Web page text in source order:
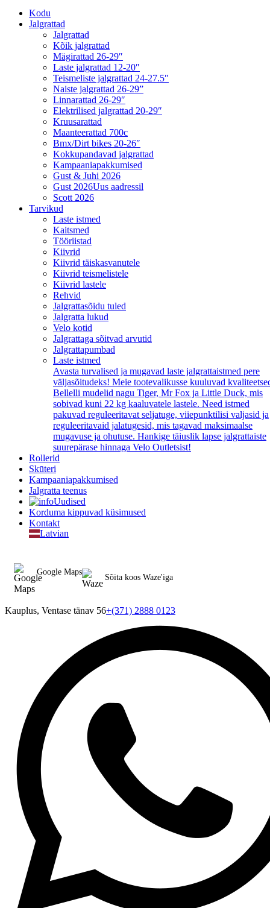
Kodu
Jalgrattad
Jalgrattad
Kõik jalgrattad
Mägirattad 26-29″
Laste jalgrattad 12-20″
Teismeliste jalgrattad 24-27.5″
Naiste jalgrattad 26-29”
Linnarattad 26-29″
Elektrilised jalgrattad 20-29″
Kruusarattad
Maanteerattad 700c
Bmx/Dirt bikes 20-26″
Kokkupandavad jalgrattad
Kampaaniapakkumised
Gust & Juhi 2026
Gust 2026Uus aadressil
Scott 2026
Tarvikud
Laste istmed
Kaitsmed
Tööriistad
Kiivrid
Kiivrid täiskasvanutele
Kiivrid teismelistele
Kiivrid lastele
Rehvid
Jalgrattasõidu tuled
Jalgratta lukud
Velo kotid
Jalgrattaga sõitvad arvutid
Jalgrattapumbad
Laste istmed
Avasta turvalised ja mugavad laste jalgrattaistmed pere
väljasõitudeks! Meie tootevalikusse kuuluvad
Bellelli mudelid nagu Tiger, Mr Fox ja Little Duck, mis
sobivad kuni 22 kg kaaluvatele lastele. Need istmed
pakuvad reguleeritavat seljatuge, viiepunktilisi valjasid ja
reguleeritavaid jalatugesid, mis tagavad maksimaalse
mugavuse ja ohutuse. Hankige täiuslik lapse jalgrattaiste
suurepärase hinnaga Velo Outletsist!
Rollerid
Skūteri
Kampaaniapakkumised
Jalgratta teenus
Uudised
Korduma kippuvad küsimused
Kontakt
Latvian
Google Maps
Sõita koos Waze'iga
Kauplus, Ventase tänav 56+(371) 2888 0123